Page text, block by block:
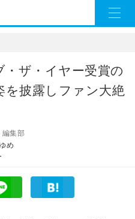
ザ・イヤー受賞の
を披露しファン大絶
編集部
め